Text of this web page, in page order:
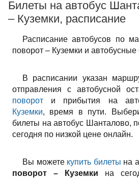
Билеты на автобус
– Куземки, расписание
Расписание автобусов по
поворот – Куземки и
В расписании указан
отправления с автобусной
поворот и прибытия на
Куземки, время в пути.
билеты на автобус Шанталово,
сегодня по низкой цене онлайн.
Вы можете купить билеты на
поворот – Куземки на